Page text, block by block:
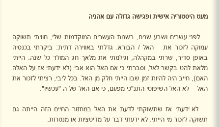
מעט היסטוריה אישית ופגישה גדולה עם אהניה
לפני עשרים ושבע שנים, בשנות העשרים המוקדמות שלי, חוויתי תשוקה
עמוקה לזכור את
האל / הבורא. גדלתי באווירה דתית: ביקרתי בכנסיה
באופן סדיר, שרתי במקהלה, וגילמתי את מלאך חג המולד כל שנה. הייתי
מלאת להט בקשר לאל, וסברתי כי אם האל הוא אבי (לא ידעתי אז על האלה
האם), חייב היה להיות זמן שבו הייתי חלק מן האל. בכל ליבי, רציתי לזכור את
האל – לא האל השיפוטי התנ"כי מפעם, כי אם האל של ה "עכשיו".
לא ידעתי אז שתשוקתי לדעת את האל במחזור החיים הזה הייתה גם
תשוקה לזכור מי הייתי. לא ידעתי דבר על מדיטציות או מנטרות.